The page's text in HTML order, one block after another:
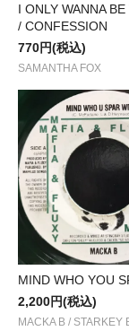
I ONLY WANNA
/ CONFESSION
770円(税込)
SAMANTHA FOX
MIND WHO YOU
2,200円(税込)
MACKA B / STARKEY